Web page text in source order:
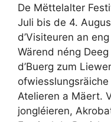
De Mëttelalter
Juli bis de 4.
d’Visiteuren an
Wärend néng
d’Buerg zum
Atelieren a Mäert.
jongléieren,